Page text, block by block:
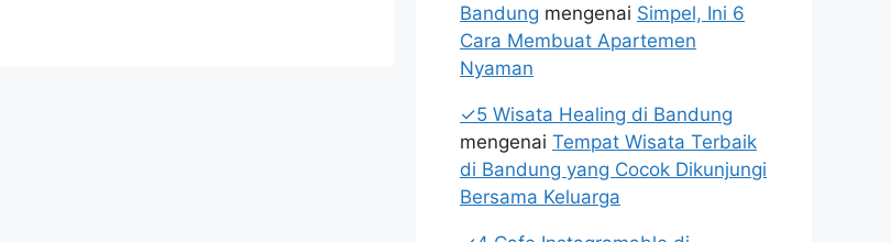
Bandung mengenai Simpel, Ini 6
Cara Membuat Apartemen
Nyaman
✓5 Wisata Healing di Bandung
mengenai Tempat Wisata Terbaik
di Bandung yang Cocok Dikunjungi
Bersama Keluarga